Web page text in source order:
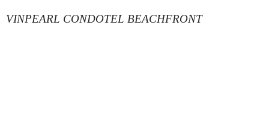
VINPEARL CONDOTEL BEACHFRONT